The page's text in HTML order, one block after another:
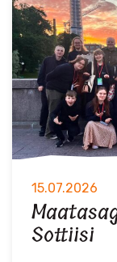
15.07.2026
Sottiisi